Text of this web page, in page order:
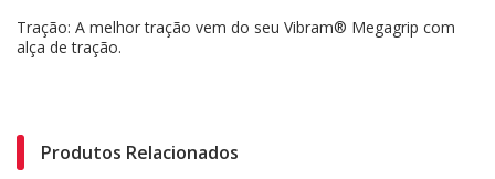
Tração: A melhor tração vem do seu Vibram® Megagrip com
alça de tração.
Produtos Relacionados